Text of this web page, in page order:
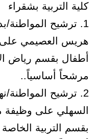
كلية التربية بشقراء
1. ترشيح
هريس العصيمي
أطفال بقسم رياض
مرشحاً أساسياً..
2. ترشيح
السهلي على
بقسم التربية